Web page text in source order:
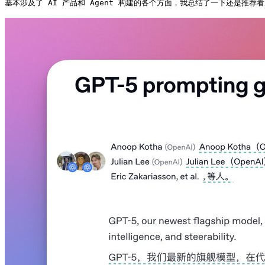
基本涉及了 AI 产品和 Agent 构建的各个方面，我总结了一下还是推荐